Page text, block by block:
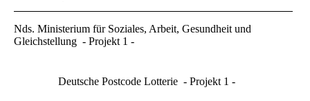
Nds. Ministerium für Soziales, Arbeit, Gesundheit und
Gleichstellung - Projekt 1 -
Deutsche Postcode Lotterie - Projekt 1 -